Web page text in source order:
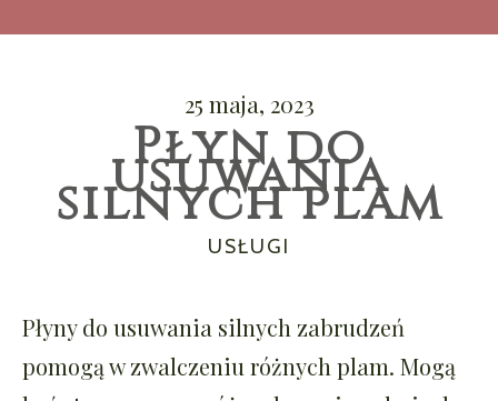
25 maja, 2023
Płyn do
usuwania
silnych plam
CATEGORIES
USŁUGI
Płyny do usuwania silnych zabrudzeń
pomogą w zwalczeniu różnych plam. Mogą